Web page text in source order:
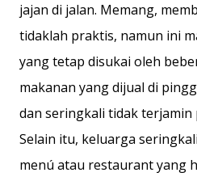
jajan di jalan. Memang,
tidaklah praktis, namun ini
yang tetap disukai oleh
makanan yang dijual di
dan seringkali tidak terjamin
Selain itu, keluarga
menú atau restaurant yang